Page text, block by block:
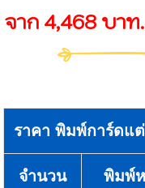
จาก 4,468 บา
ราคา พิมพ์การ์ดแ
จำนวน
พิมพ์